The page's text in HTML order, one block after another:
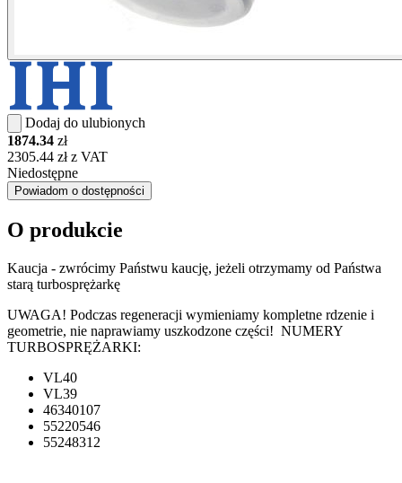
Dodaj do ulubionych
1874.34 zł
2305.44 zł z VAT
Niedostępne
Powiadom o dostępności
O produkcie
Kaucja - zwrócimy Państwu kaucję, jeżeli otrzymamy od Państwa
starą turbosprężarkę
UWAGA! Podczas regeneracji wymieniamy kompletne rdzenie i
geometrie, nie naprawiamy uszkodzone części! NUMERY
TURBOSPRĘŻARKI:
VL40
VL39
46340107
55220546
55248312